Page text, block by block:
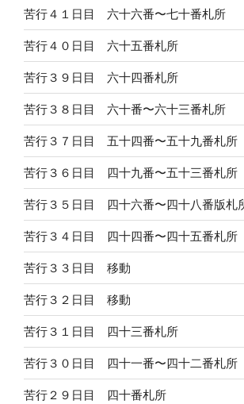
苦行４１日目 六十六番〜七十番札所
苦行４０日目 六十五番札所
苦行３９日目 六十四番札所
苦行３８日目 六十番〜六十三番札所
苦行３７日目 五十四番〜五十九番札所
苦行３６日目 四十九番〜五十三番札所
苦行３５日目 四十六番〜四十八番版札
苦行３４日目 四十四番〜四十五番札所
苦行３３日目 移動
苦行３２日目 移動
苦行３１日目 四十三番札所
苦行３０日目 四十一番〜四十二番札所
苦行２９日目 四十番札所